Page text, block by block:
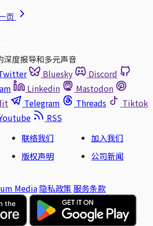
页
深度报导和多元声音
Bluesky
Discord
Linkedin
Mastodon
Telegram Threads
Tiktok
RSS
联络我们
加入我们
版权声明
公司新闻
Media 隐私政策 服务条款